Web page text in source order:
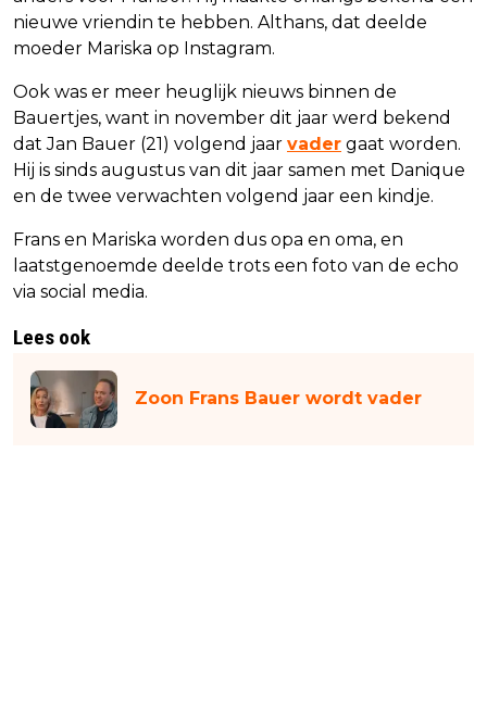
nieuwe vriendin te hebben. Althans, dat deelde
moeder Mariska op Instagram.
Ook was er meer heuglijk nieuws binnen de
Bauertjes, want in november dit jaar werd bekend
dat Jan Bauer (21) volgend jaar vader gaat worden.
Hij is sinds augustus van dit jaar samen met Danique
en de twee verwachten volgend jaar een kindje.
Frans en Mariska worden dus opa en oma, en
laatstgenoemde deelde trots een foto van de echo
via social media.
Lees ook
Zoon Frans Bauer wordt vader